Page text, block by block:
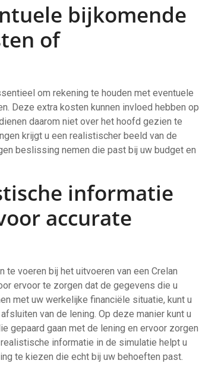
bijkomende
of
om rekening te houden met eventuele
Deze extra kosten kunnen invloed hebben op
daarom niet over het hoofd gezien te
krijgt u een realistischer beeld van de
beslissing nemen die past bij uw budget en
informatie
accurate
voeren bij het uitvoeren van een Crelan
ervoor te zorgen dat de gegevens die u
met uw werkelijke financiële situatie, kunt u
van de lening. Op deze manier kunt u
gepaard gaan met de lening en ervoor zorgen
informatie in de simulatie helpt u
te kiezen die echt bij uw behoeften past.